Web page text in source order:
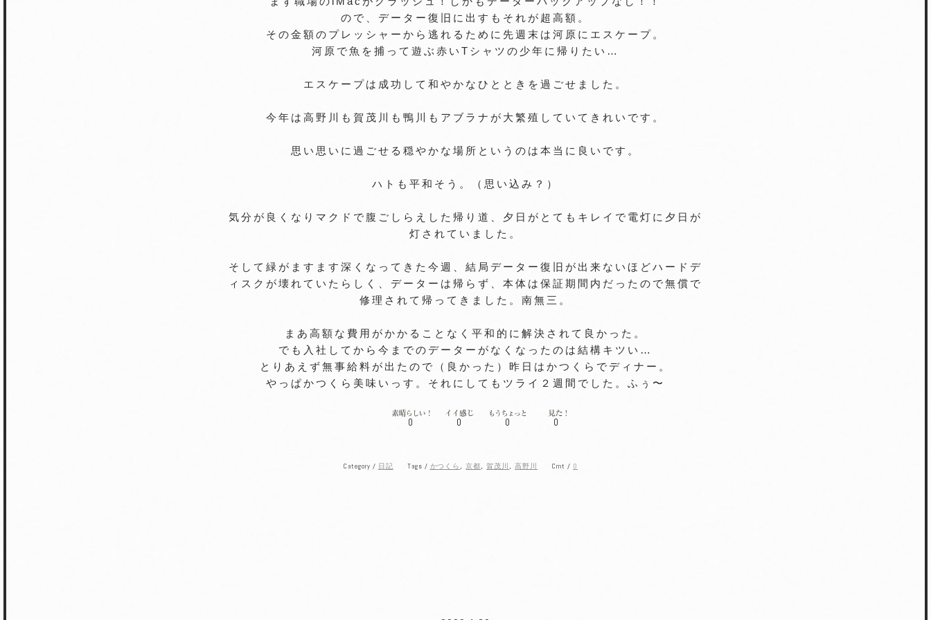
ので、データー復旧に出すもそれが超高額。
その金額のプレッシャーから逃れるために先週末は河原にエスケープ。
河原で魚を捕って遊ぶ赤いTシャツの少年に帰りたい…
エスケープは成功して和やかなひとときを過ごせました。
今年は高野川も賀茂川も鴨川もアブラナが大繁殖していてきれいです。
思い思いに過ごせる穏やかな場所というのは本当に良いです。
ハトも平和そう。（思い込み？）
気分が良くなりマクドで腹ごしらえした帰り道、夕日がとてもキレイで電灯に夕日が
灯されていました。
そして緑がますます深くなってきた今週、結局データー復旧が出来ないほどハードデ
ィスクが壊れていたらしく、データーは帰らず、本体は保証期間内だったので無償で
修理されて帰ってきました。南無三。
まあ高額な費用がかかることなく平和的に解決されて良かった。
でも入社してから今までのデーターがなくなったのは結構キツい…
とりあえず無事給料が出たので（良かった）昨日はかつくらでディナー。
やっぱかつくら美味いっす。それにしてもツライ２週間でした。ふぅ〜
0 0 0 0
Category / 日記 Tags / かつくら ,京都 ,賀茂川 ,高野川 Cmt / 0